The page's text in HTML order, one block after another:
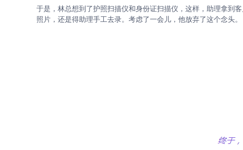
于是，林总想到了护照扫描仪和身份证扫描仪，这样，助理拿到
照片，还是得助理手工去录。考虑了一会儿，他放弃了这个念头。